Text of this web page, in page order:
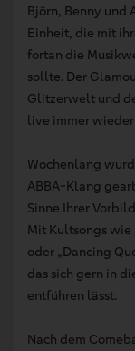
Björn, Benny und
Einheit, die mit
fortan die
sollte. Der
Glitzerwelt und
live immer
Wochenlang
ABBA-Klang
Sinne Ihrer
Mit Kultsongs wie
oder „Dancing
das sich gern in
entführen lässt.
Nach dem